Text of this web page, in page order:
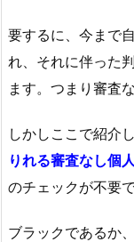
要するに、今まで
れ、それに伴った
ます。つまり審査
しかしここで紹介
りれる審査なし個
のチェックが不要で
ブラックであるか